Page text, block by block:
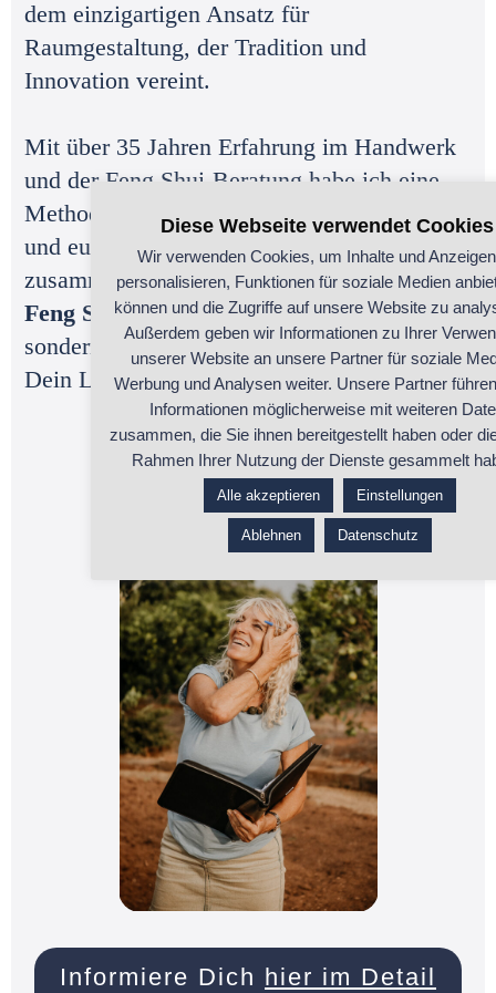
dem einzigartigen Ansatz für
Raumgestaltung, der Tradition und
Innovation vereint.
Mit über 35 Jahren Erfahrung im Handwerk
und der Feng Shui-Beratung habe ich eine
Methode entwickelt, die asiatische Weisheit
und europäisches Baumeisterwissen
zusammenführt.
Feng Shuiist dabei nicht nur ein Konzept,
sondern eine Kunst, die Deine Räume und
Dein Leben transformieren kann.
Informiere Dich hier im Detail
Diese Webseite verwendet Cookies
Wir verwenden Cookies, um Inhalte und
personalisieren, Funktionen für soziale Medien
können und die Zugriffe auf unsere Website zu
Außerdem geben wir Informationen zu Ihrer
unserer Website an unsere Partner für soziale
Werbung und Analysen weiter. Unsere Partner
Informationen möglicherweise mit weiteren
zusammen, die Sie ihnen bereitgestellt haben oder
Rahmen Ihrer Nutzung der Dienste gesammelt
Alle akzeptieren Einstellungen
Ablehnen Datenschutz